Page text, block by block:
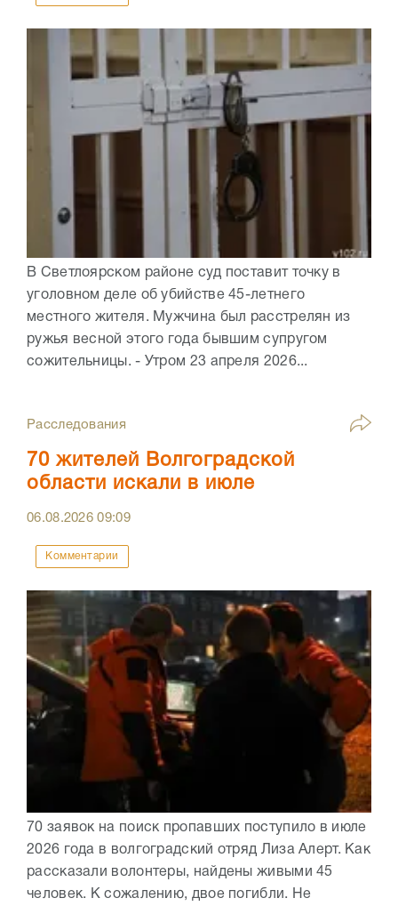
В Светлоярском районе суд поставит точку в
уголовном деле об убийстве 45-летнего
местного жителя. Мужчина был расстрелян из
ружья весной этого года бывшим супругом
сожительницы. - Утром 23 апреля 2026...
Расследования
70 жителей Волгоградской
области искали в июле
06.08.202609:09
Комментарии
70 заявок на поиск пропавших поступило в июле
2026 года в волгоградский отряд Лиза Алерт. Как
рассказали волонтеры, найдены живыми 45
человек. К сожалению, двое погибли. Не